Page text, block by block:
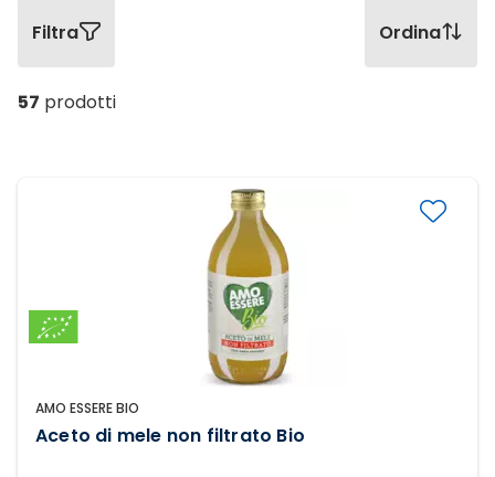
Filtra Ordina
57 prodotti
AMO ESSERE BIO
Aceto di mele non filtrato Bio